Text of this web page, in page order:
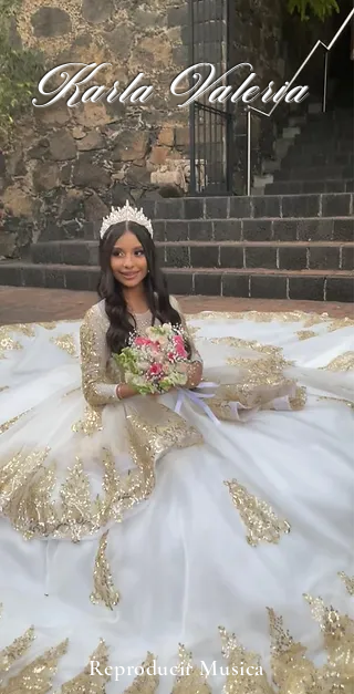
Karla Valeria
Reproducir Musica